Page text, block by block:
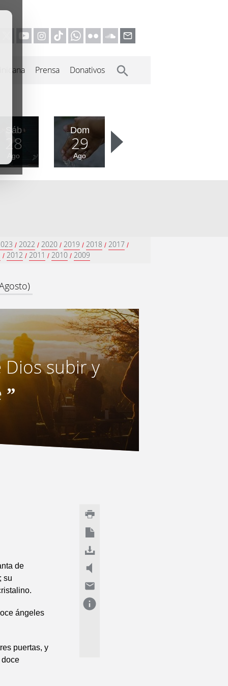
Prensa Donativos
Sáb
28
Ago
Dom
29
Ago
/ 2022 / 2020 / 2019 / 2018 / 2017 /
/ 2012 / 2011 / 2010 / 2009
Dios subir y
”
de
su
ángeles
puertas, y
doce